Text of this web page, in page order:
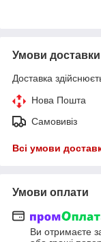
Умови доставки
Доставка
Нова Пошта
Самовивіз
Всі умови
Умови оплати
Ви отримаєте